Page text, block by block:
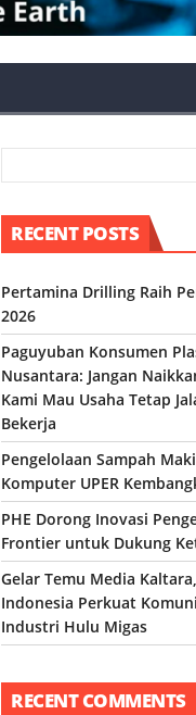
RECENT POSTS
Pertamina Drilling Raih
2026
Paguyuban Konsumen
Nusantara: Jangan
Kami Mau Usaha Tetap
Bekerja
Pengelolaan Sampah
Komputer UPER
PHE Dorong Inovasi
Frontier untuk Dukung
Gelar Temu Media
Indonesia Perkuat
Industri Hulu Migas
RECENT COMMENTS